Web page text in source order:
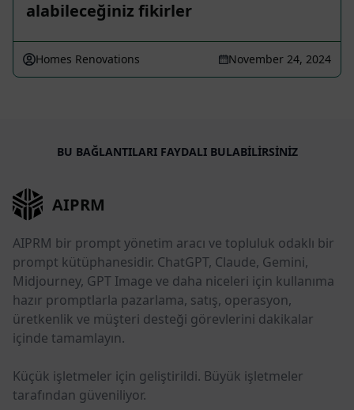
alabileceğiniz fikirler
Homes Renovations November 24, 2024
BU BAĞLANTILARI FAYDALI BULABILIRSINIZ
AIPRM
AIPRM bir prompt yönetim aracı ve topluluk odaklı bir
prompt kütüphanesidir. ChatGPT, Claude, Gemini,
Midjourney, GPT Image ve daha niceleri için kullanıma
hazır promptlarla pazarlama, satış, operasyon,
üretkenlik ve müşteri desteği görevlerini dakikalar
içinde tamamlayın.
Küçük işletmeler için geliştirildi. Büyük işletmeler
tarafından güveniliyor.